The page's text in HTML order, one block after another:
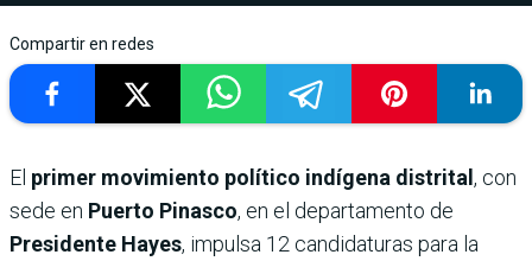
Compartir en redes
El primer movimiento político indígena distrital, con
sede en Puerto Pinasco, en el departamento de
Presidente Hayes, impulsa 12 candidaturas para la